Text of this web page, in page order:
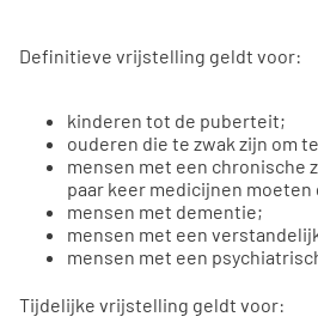
Definitieve vrijstelling geldt voor:
kinderen tot de puberteit;
ouderen die te zwak zijn om
mensen met een chronische
paar keer medicijnen
mensen met dementie;
mensen met een
mensen met een
Tijdelijke vrijstelling geldt voor: